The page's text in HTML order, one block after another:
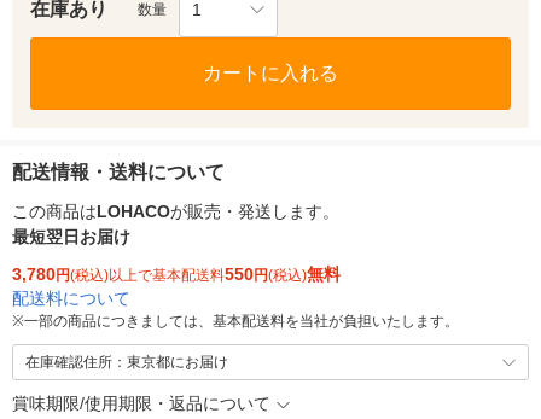
在庫あり 数量 1
カートに入れる
配送情報・送料について
この商品はLOHACOが販売・発送します。
最短翌日お届け
3,780円(税込)以上で基本配送料550円(税込)無料
配送料について
※一部の商品につきましては、基本配送料を当社が負担いたします。
在庫確認住所：東京都にお届け
賞味期限/使用期限・返品について